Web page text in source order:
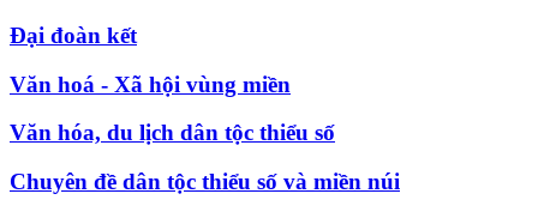
Đại đoàn kết
Văn hoá - Xã hội vùng miền
Văn hóa, du lịch dân tộc thiểu số
Chuyên đề dân tộc thiểu số và miền núi